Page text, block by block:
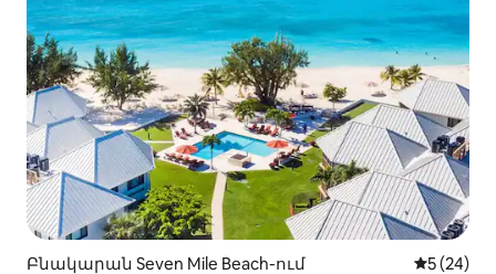
Բնակարան Seven Mile Beach-ում Միջին
5 (24)